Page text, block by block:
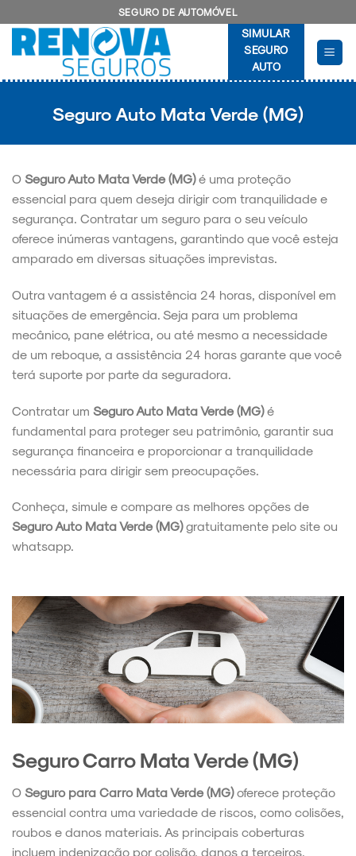
to
content
SEGURO DE AUTOMÓVEL
SIMULAR
SEGURO
AUTO
Seguro Auto Mata Verde (MG)
O Seguro Auto Mata Verde (MG)é uma proteção
essencial para quem deseja dirigir com tranquilidade e
segurança. Contratar um seguro para o seu veículo
oferece inúmeras vantagens, garantindo que você esteja
amparado em diversas situações imprevistas.
Outra vantagem é a assistência 24 horas, disponível em
situações de emergência. Seja para um problema
mecânico, pane elétrica, ou até mesmo a necessidade
de um reboque, a assistência 24 horas garante que você
terá suporte por parte da seguradora.
Contratar um Seguro Auto Mata Verde (MG)é
fundamental para proteger seu patrimônio, garantir sua
segurança financeira e proporcionar a tranquilidade
necessária para dirigir sem preocupações.
Conheça, simule e compare as melhores opções de
Seguro Auto Mata Verde (MG)gratuitamente pelo site ou
whatsapp.
Seguro Carro Mata Verde (MG)
O Seguro para Carro Mata Verde (MG)oferece proteção
essencial contra uma variedade de riscos, como colisões,
roubos e danos materiais. As principais coberturas
incluem indenização por colisão, danos a terceiros,